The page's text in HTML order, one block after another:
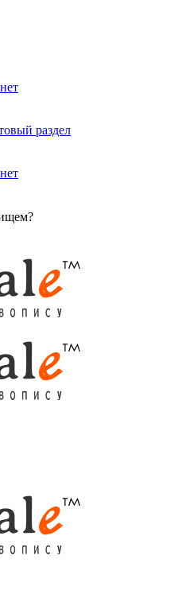
раздел